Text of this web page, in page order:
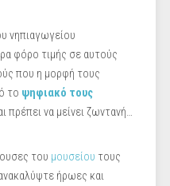
νηπιαγωγείου
φόρο τιμής σε αυτούς
που η μορφή τους
το ψηφιακό τους
πρέπει να μείνει ζωντανή…
του μουσείου τους
ήρωες και